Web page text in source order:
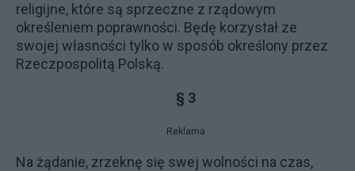
religijne, które są sprzeczne z rządowym
określeniem poprawności. Będę korzystał ze
swojej własności tylko w sposób określony przez
Rzeczpospolitą Polską.
§ 3
Reklama
Na żądanie, zrzeknę się swej wolności na czas,